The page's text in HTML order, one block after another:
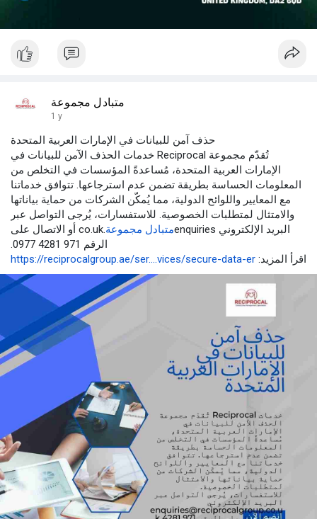
متبادل مجموعة
1 y
حذف آمن للبيانات في الإمارات العربية المتحدة
تُقدّم مجموعة Reciprocal خدمات الحذف الآمن للبيانات في
الإمارات العربية المتحدة، مُساعدةً المؤسسات في التخلص من
المعلومات الحساسة بطريقة تضمن عدم استرجاعها. تتوافق خدماتنا
مع المعايير واللوائح الدولية، مما يُمكّن الشركات من حماية بياناتها
والامتثال لمتطلبات الخصوصية. للاستفسارات، يُرجى التواصل عبر
البريد الإلكتروني enquiries
متبادل مجموعة
.co.uk أو الاتصال على
الرقم 971 4281 0977.
اقرأ المزيد: https://reciprocalgroup.ae/ser....vices/secure-data-er